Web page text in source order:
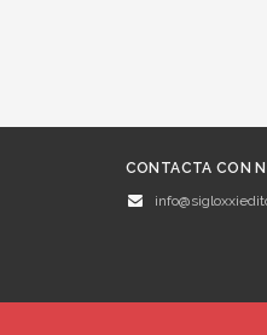
CONTACTA CON